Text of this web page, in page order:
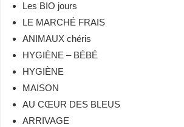
Les BIO jours
LE MARCHÉ FRAIS
ANIMAUX chéris
HYGIÈNE – BÉBÉ
HYGIÈNE
MAISON
AU CŒUR DES BLEUS
ARRIVAGE